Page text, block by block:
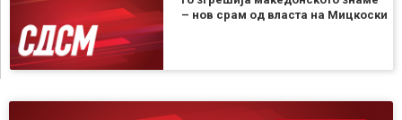
– нов срам од власта на Мицкоски